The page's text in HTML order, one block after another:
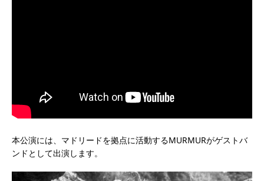
本公演には、マドリードを拠点に活動するMURMURがゲストバ
ンドとして出演します。